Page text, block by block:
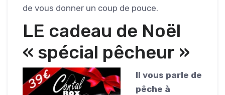
de vous donner un coup de pouce.
LE cadeau de Noël
« spécial pêcheur »
Il vous parle de
pêche à